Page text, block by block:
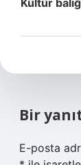
Kültür
Bir
E-posta